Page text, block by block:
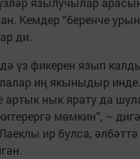
Кемдер “беренче
ди.
үз фикерен язып
иң якыныдыр
артык нык ярату да
мөмкин”, –
ир булса,